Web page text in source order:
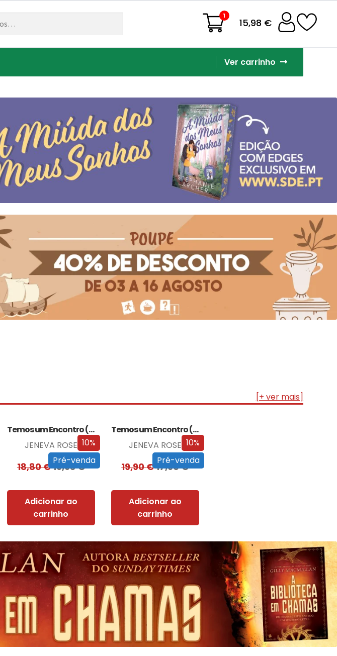
1
15,98 €
Ver carrinho
[+ ver mais]
10%
Pré-venda
Temos um Encontro (Outra Vez)
JENEVA ROSE
18,80€16,93€
Adicionar ao
carrinho
10%
Pré-venda
Temos um Encontro (Outra Vez) – Edição…
JENEVA ROSE
19,90€17,90€
Adicionar ao
carrinho